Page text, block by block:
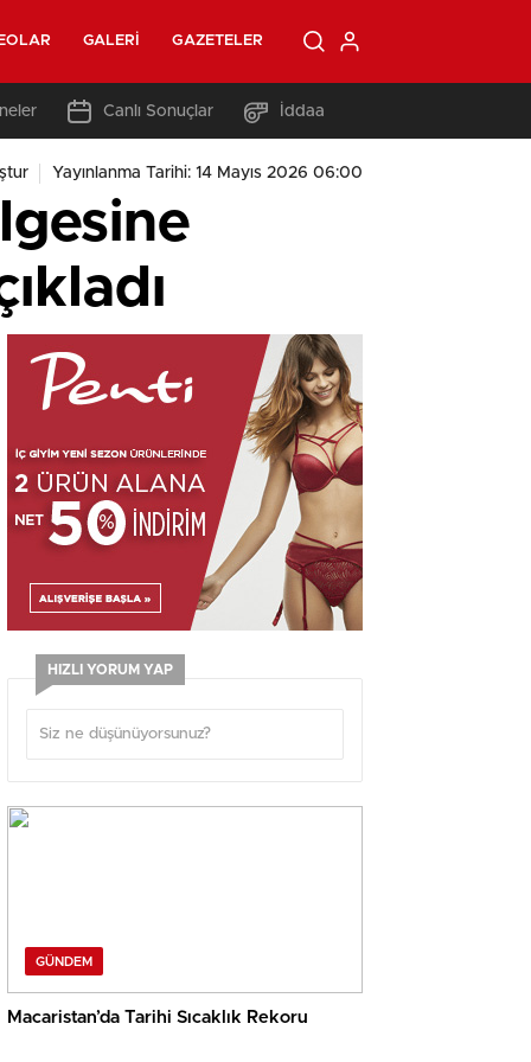
GALERI GAZETELER
Canlı Sonuçlar İddaa
Yayınlanma Tarihi: 14 Mayıs 2026 06:00
HIZLI YORUM YAP
GÜNDEM
Macaristan’da Tarihi Sıcaklık Rekoru